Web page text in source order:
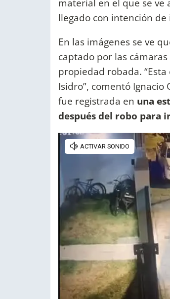
llegado con intención
En las imágenes se ve
captado por las
propiedad robada.
Isidro”, comentó Ignacio
fue registrada en una
después del robo para